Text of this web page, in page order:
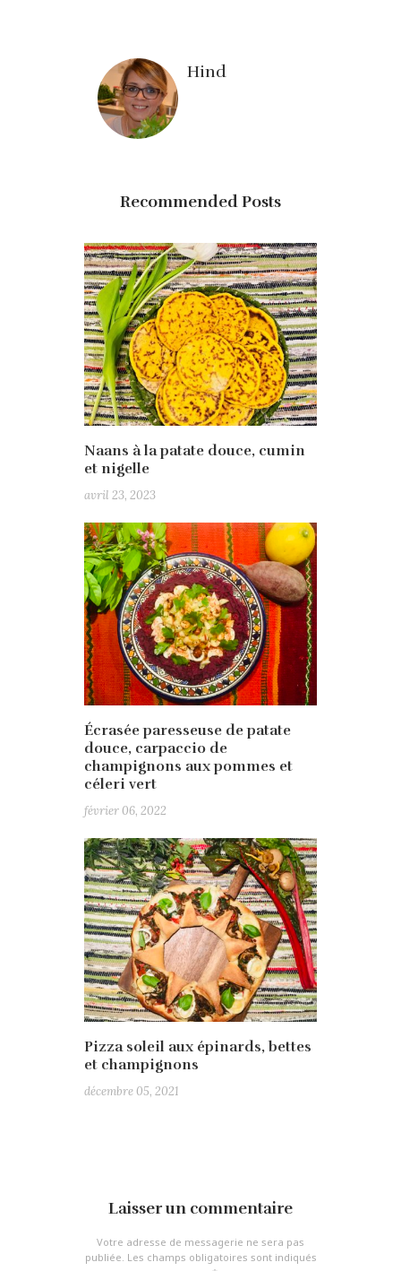
Hind
Recommended Posts
Naans à la patate douce, cumin
et nigelle
avril 23, 2023
Écrasée paresseuse de patate
douce, carpaccio de
champignons aux pommes et
céleri vert
février 06, 2022
Pizza soleil aux épinards, bettes
et champignons
décembre 05, 2021
Laisser un commentaire
Votre adresse de messagerie ne sera pas
publiée. Les champs obligatoires sont indiqués